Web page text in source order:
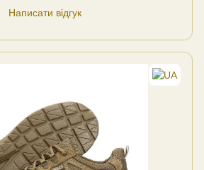
Написати відгук